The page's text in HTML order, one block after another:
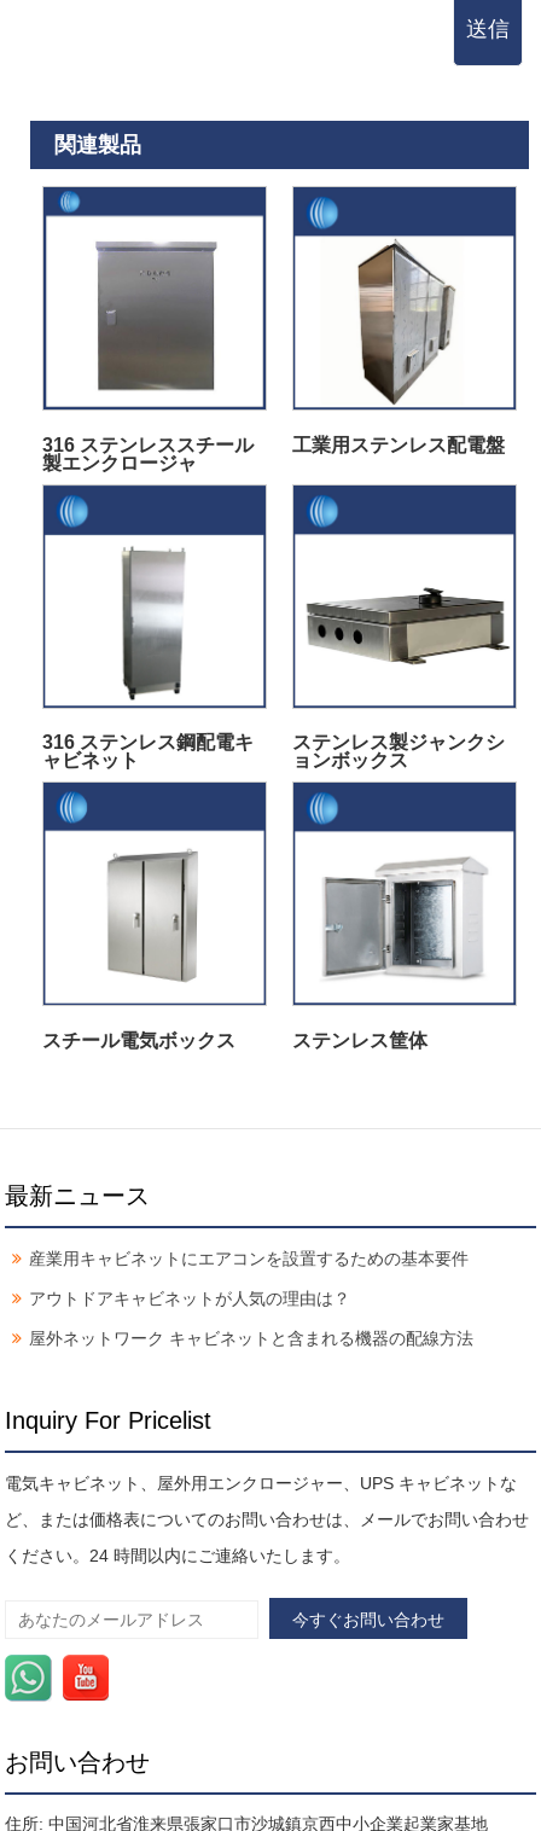
送信
関連製品
316 ステンレススチール
製エンクロージャ
工業用ステンレス配電盤
316 ステンレス鋼配電キ
ャビネット
ステンレス製ジャンクシ
ョンボックス
スチール電気ボックス ステンレス筐体
最新ニュース
産業用キャビネットにエアコンを設置するための基本要件
アウトドアキャビネットが人気の理由は？
屋外ネットワーク キャビネットと含まれる機器の配線方法
Inquiry For Pricelist
電気キャビネット、屋外用エンクロージャー、UPS キャビネットな
ど、または価格表についてのお問い合わせは、メールでお問い合わせ
ください。24 時間以内にご連絡いたします。
お問い合わせ
住所: 中国河北省淮来県張家口市沙城鎮京西中小企業起業家基地